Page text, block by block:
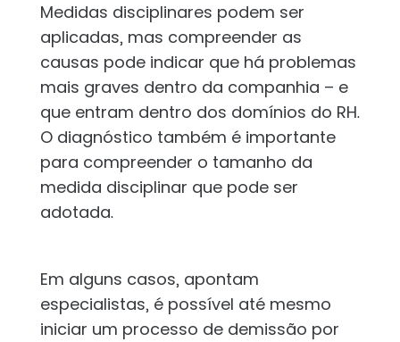
Medidas disciplinares podem ser
aplicadas, mas compreender as
causas pode indicar que há problemas
mais graves dentro da companhia – e
que entram dentro dos domínios do RH.
O diagnóstico também é importante
para compreender o tamanho da
medida disciplinar que pode ser
adotada.
Em alguns casos, apontam
especialistas, é possível até mesmo
iniciar um processo de demissão por